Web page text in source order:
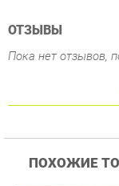
ПОХОЖИЕ